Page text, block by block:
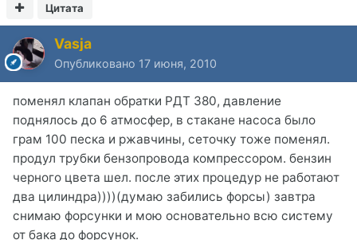
Цитата
Vasja
Опубликовано 17 июня, 2010
поменял клапан обратки РДТ 380, давление
поднялось до 6 атмосфер, в стакане насоса было
грам 100 песка и ржавчины, сеточку тоже поменял.
продул трубки бензопровода компрессором. бензин
черного цвета шел. после этих процедур не работают
два цилиндра))))(думаю забились форсы) завтра
снимаю форсунки и мою основательно всю систему
от бака до форсунок.